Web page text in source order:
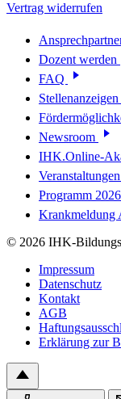
Vertrag widerrufen
Dozent werden
FAQ
Stellenanzeigen
Newsroom
IHK.Online-
Veranstaltungen
Programm 2026
Krankmeldung
© 2026 IHK-
Impressum
Datenschutz
Kontakt
AGB
Erklärung zur